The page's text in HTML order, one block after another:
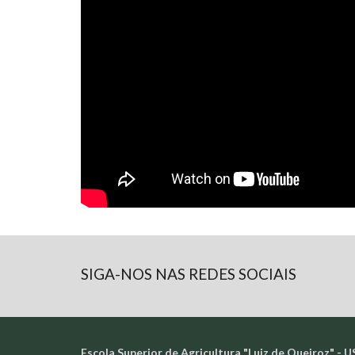
SIGA-NOS NAS REDES SOCIAIS
Escola Superior de Agricultura "Luiz de Queiroz" -